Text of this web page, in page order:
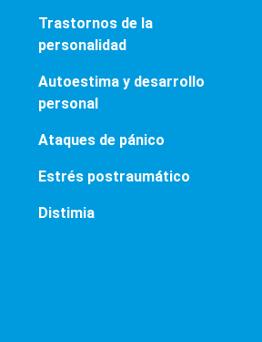
Trastornos de la
personalidad
Autoestima y desarrollo
personal
Ataques de pánico
Estrés postraumático
Distimia